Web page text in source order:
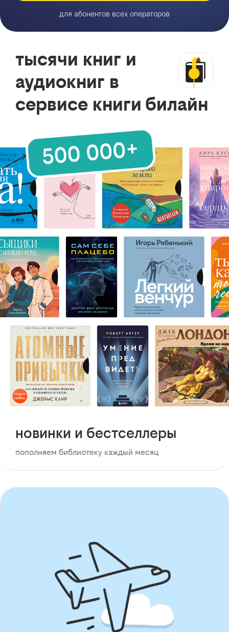
для абонентов всех операторов
тысячи книг и
аудиокниг в
сервисе книги билайн
новинки и бестселлеры
пополняем библиотеку каждый месяц